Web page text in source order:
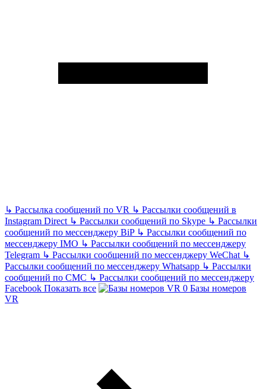
↳ Рассылка сообщений по VR ↳ Рассылки сообщений в
Instagram Direct ↳ Рассылки сообщений по Skype ↳ Рассылки
сообщений по мессенджеру BiP ↳ Рассылки сообщений по
мессенджеру IMO ↳ Рассылки сообщений по мессенджеру
Telegram ↳ Рассылки сообщений по мессенджеру WeChat ↳
Рассылки сообщений по мессенджеру Whatsapp ↳ Рассылки
сообщений по СМС ↳ Рассылки сообщений по мессенджеру
Facebook Показать все
Базы номеров
VR